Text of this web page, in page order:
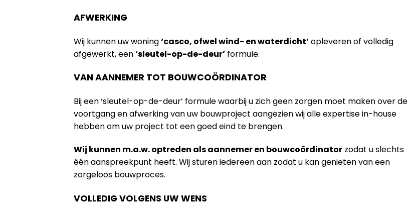
AFWERKING
Wij kunnen uw woning‘casco, ofwel wind- en waterdicht’opleveren of volledig
afgewerkt, een‘sleutel-op-de-deur’ formule.
VAN AANNEMER TOT BOUWCOÖRDINATOR
Bij een ‘sleutel-op-de-deur’ formule waarbij u zich geen zorgen moet maken over de
voortgang en afwerking van uw bouwproject aangezien wij alle expertise in-house
hebben om uw project tot een goed eind te brengen.
Wij kunnen m.a.w. optreden als aannemer en bouwcoördinator zodat u slechts
één aanspreekpunt heeft. Wij sturen iedereen aan zodat u kan genieten van een
zorgeloos bouwproces.
VOLLEDIG VOLGENS UW WENS